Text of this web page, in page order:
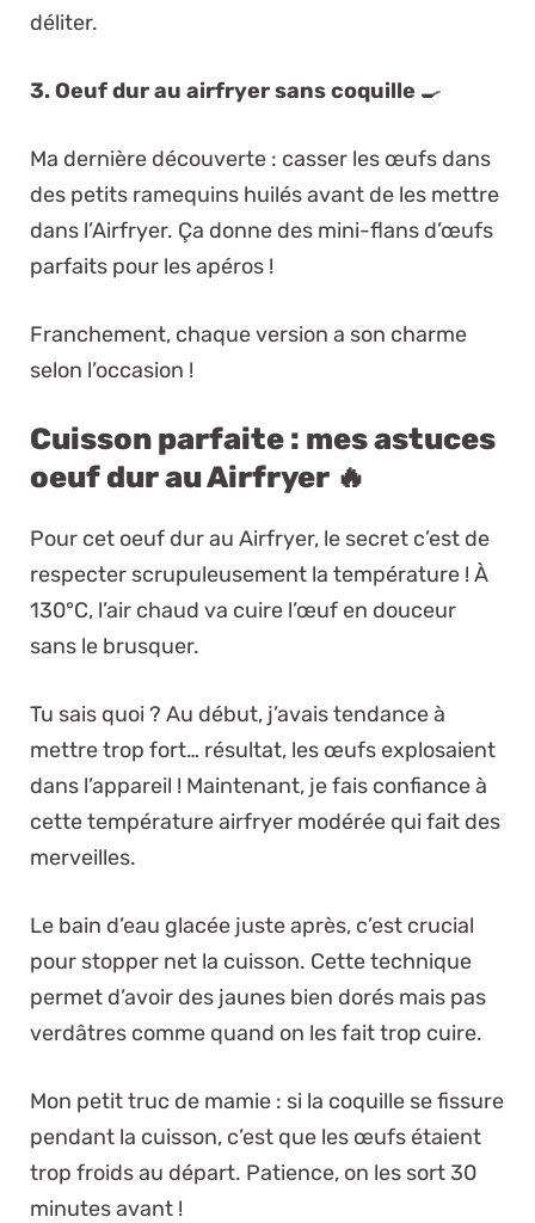
déliter.
3. Oeuf dur au airfryer sans coquille 🍳
Ma dernière découverte : casser les œufs dans
des petits ramequins huilés avant de les mettre
dans l’Airfryer. Ça donne des mini-flans d’œufs
parfaits pour les apéros !
Franchement, chaque version a son charme
selon l’occasion !
Cuisson parfaite : mes astuces
oeuf dur au Airfryer 🔥
Pour cet oeuf dur au Airfryer, le secret c’est de
respecter scrupuleusement la température ! À
130°C, l’air chaud va cuire l’œuf en douceur
sans le brusquer.
Tu sais quoi ? Au début, j’avais tendance à
mettre trop fort… résultat, les œufs explosaient
dans l’appareil ! Maintenant, je fais confiance à
cette température airfryer modérée qui fait des
merveilles.
Le bain d’eau glacée juste après, c’est crucial
pour stopper net la cuisson. Cette technique
permet d’avoir des jaunes bien dorés mais pas
verdâtres comme quand on les fait trop cuire.
Mon petit truc de mamie : si la coquille se fissure
pendant la cuisson, c’est que les œufs étaient
trop froids au départ. Patience, on les sort 30
minutes avant !